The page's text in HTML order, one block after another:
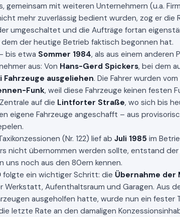
gemeinsam mit weiteren Unternehmern (u.a.
mehr zuverlässig bedient wurden, zog er die
umgeschaltet und die Aufträge fortan
dem der heutige Betrieb faktisch begonnen hat.
bis etwa Sommer 1984, als aus einem anderen
aus: Von Hans-Gerd Spickers, bei dem
Fahrzeuge ausgeliehen. Die Fahrer wurden
Funk, weil diese Fahrzeuge keinen festen
auf die Lintforter Straße, wo sich bis
eigene Fahrzeuge angeschafft – aus
(Nr. 122) lief ab Juli 1985 im
nicht übernommen werden sollte, entstand der
uns noch aus den 80ern kennen.
folgte ein wichtiger Schritt: die Übernahme der
Werkstatt, Aufenthaltsraum und Garagen. Aus
ausgeholfen hatte, wurde nun ein fester
letzte Rate an den damaligen